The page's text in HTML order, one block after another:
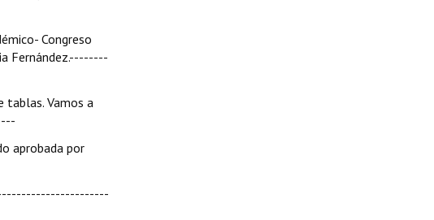
Congreso
Fernández.--------
tablas. Vamos a
aprobada por